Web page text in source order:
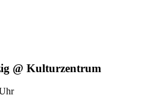
@ Kulturzentrum